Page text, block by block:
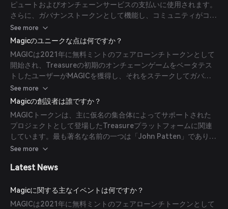
ピュートおよびオンチェーンサービスの支払いに使用されます。
さらに、ガバナンストークンとして機能し、コミュニティがコア
の発行ポリシーやプロトコルのアップグレードに投票することを
可能にします。( docs.treasure.lol
See more
Magicのユニークな点は何ですか？
MAGICは2021年に無料ミントのフェアローンチトークンとして
開始され、Treasureの初期のオンチェーンゲームをベータテス
トしたユーザーがMAGICを獲得し、それをステークしてガバナ
ンスに参加しエコシステムの成長に貢献できるようになりまし
た。( docs.treasure.lol
See more
Magicの創設者は誰ですか？
MAGICトークンは、主に仮名の集合体によってサポートされた
プロジェクトとして登場したTreasureプラットフォームに関連
しています。最も著名な名前の一つは「John Patten」であり、
コミュニティ主導のDeFiエコシステムの境界を押し広げた共同創
See more
Latest News
Magicに関する主なイベントは何ですか？
MAGICは2021年に無料ミントのフェアローンチトークンとして